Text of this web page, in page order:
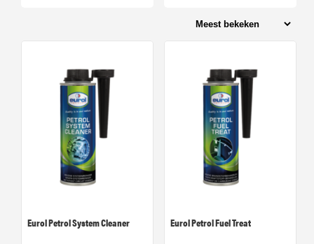
Eurol Petrol System Cleaner Eurol Petrol Fuel Treat